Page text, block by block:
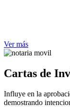
Ver más
Cartas de
Influye en la
demostrando